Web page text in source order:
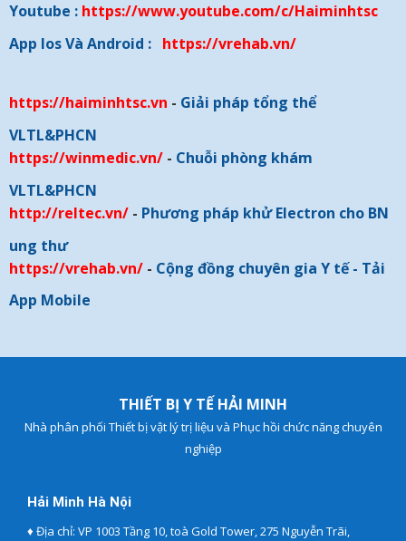
Youtube : https://www.youtube.com/c/Haiminhtsc
App Ios Và Android : https://vrehab.vn/
https://haiminhtsc.vn - Giải pháp tổng thể
VLTL&PHCN
https://winmedic.vn/ - Chuỗi phòng khám
VLTL&PHCN
http://reltec.vn/ - Phương pháp khử Electron cho BN
ung thư
https://vrehab.vn/ - Cộng đồng chuyên gia Y tế - Tải
App Mobile
THIẾT BỊ Y TẾ HẢI MINH
Nhà phân phối Thiết bị vật lý trị liệu và Phục hồi chức năng chuyên
nghiệp
Hải Minh Hà Nội
♦ Địa chỉ: VP 1003 Tầng 10, toà Gold Tower, 275 Nguyễn Trãi,